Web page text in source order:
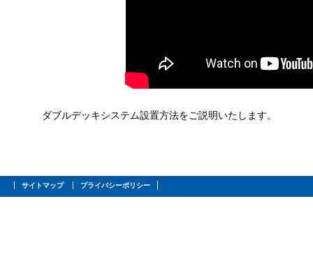
ダブルデッキシステム設置方法をご説明いたします。
サイトマップ プライバシーポリシー